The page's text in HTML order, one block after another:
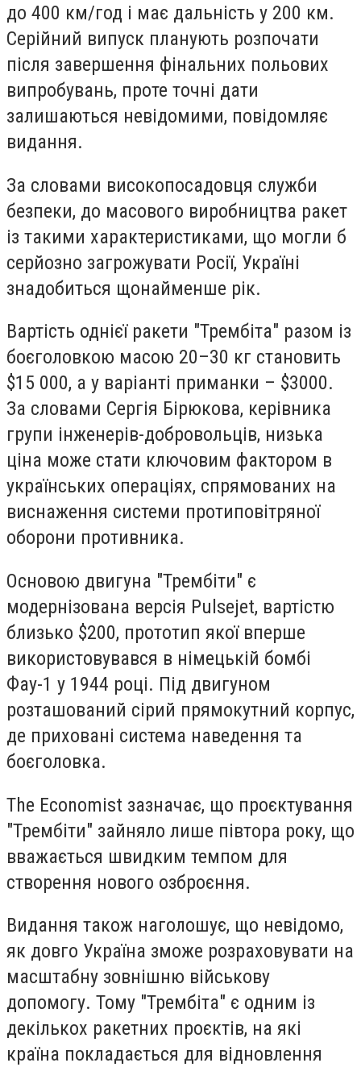
до 400 км/год і має дальність у 200 км.
Серійний випуск планують розпочати
після завершення фінальних польових
випробувань, проте точні дати
залишаються невідомими, повідомляє
видання.
За словами високопосадовця служби
безпеки, до масового виробництва ракет
із такими характеристиками, що могли б
серйозно загрожувати Росії, Україні
знадобиться щонайменше рік.
Вартість однієї ракети "Трембіта" разом із
боєголовкою масою 20–30 кг становить
$15 000, а у варіанті приманки – $3000.
За словами Сергія Бірюкова, керівника
групи інженерів-добровольців, низька
ціна може стати ключовим фактором в
українських операціях, спрямованих на
виснаження системи протиповітряної
оборони противника.
Основою двигуна "Трембіти" є
модернізована версія Pulsejet, вартістю
близько $200, прототип якої вперше
використовувався в німецькій бомбі
Фау-1 у 1944 році. Під двигуном
розташований сірий прямокутний корпус,
де приховані система наведення та
боєголовка.
The Economist зазначає, що проєктування
"Трембіти" зайняло лише півтора року, що
вважається швидким темпом для
створення нового озброєння.
Видання також наголошує, що невідомо,
як довго Україна зможе розраховувати на
масштабну зовнішню військову
допомогу. Тому "Трембіта" є одним із
декількох ракетних проєктів, на які
країна покладається для відновлення